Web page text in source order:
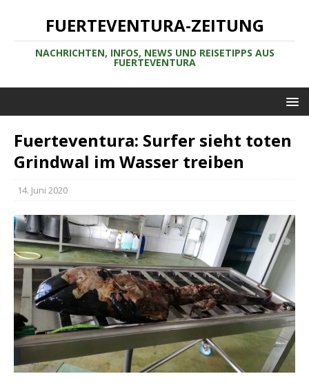
FUERTEVENTURA-ZEITUNG
NACHRICHTEN, INFOS, NEWS UND REISETIPPS AUS
FUERTEVENTURA
Fuerteventura: Surfer sieht toten
Grindwal im Wasser treiben
14. Juni 2020